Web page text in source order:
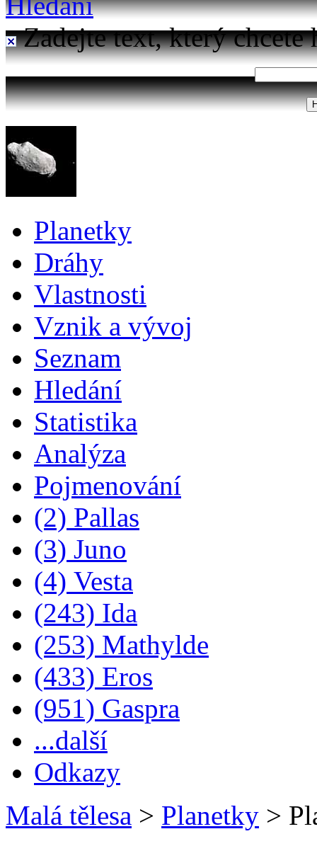
Zadejte text, který chcete
Planetky
Dráhy
Vlastnosti
Vznik a vývoj
Seznam
Hledání
Statistika
Analýza
Pojmenování
(2) Pallas
(3) Juno
(4) Vesta
(243) Ida
(253) Mathylde
(433) Eros
(951) Gaspra
...další
Odkazy
Malá tělesa > Planetky >